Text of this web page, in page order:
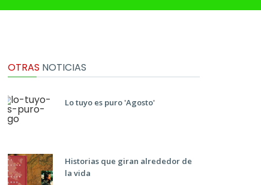
OTRAS NOTICIAS
Lo tuyo es puro 'Agosto'
Historias que giran alrededor de
la vida